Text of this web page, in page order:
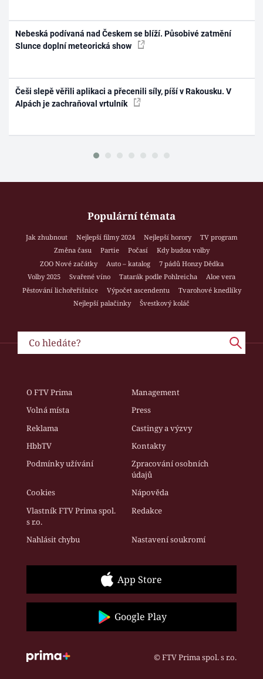
Nebeská podívaná nad Českem se blíží. Působivé zatmění
Slunce doplní meteorická show
Češi slepě věřili aplikaci a přecenili síly, píší v Rakousku. V
Alpách je zachraňoval vrtulník
Populární témata
Jak zhubnout Nejlepší filmy 2024 Nejlepší horory
TV program
Změna času
Partie Počasí
Kdy budou volby
ZOO Nové začátky
Auto – katalog
7 pádů Honzy Dědka
Volby 2025
Svařené víno Tatarák podle Pohlreicha
Aloe vera
Pěstování lichořeřišnice
Výpočet ascendentu
Tvarohové knedlíky
Nejlepší palačinky
Švestkový koláč
O FTV Prima
Management
Volná místa
Press
Reklama
Castingy a výzvy
HbbTV
Kontakty
Podmínky užívání
Zpracování osobních
údajů
Cookies
Nápověda
Vlastník FTV Prima spol.
s r.o.
Redakce
Nahlásit chybu Nastavení soukromí
App Store
Google Play
© FTV Prima spol. s r.o.